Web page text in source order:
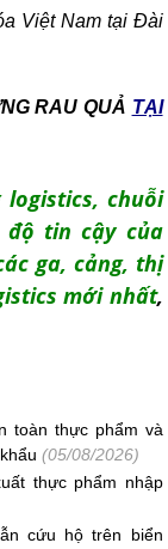
Nam tại Đài
RAU QUẢ TẠI
chuỗi
tin cậy của
ga, cảng, thị
mới nhất,
toàn thực phẩm và
(05/08/2026)
thực phẩm nhập
cứu hộ trên biển